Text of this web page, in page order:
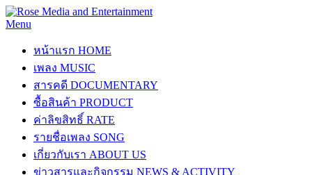
Menu
หน้าแรก HOME
เพลง MUSIC
สารคดี DOCUMENTARY
ซื้อสินค้า PRODUCT
ค่าลิขสิทธิ์ RATE
รายชื่อเพลง SONG
เกี่ยวกับเรา ABOUT US
ข่าวสารและกิจกรรม NEWS & ACTIVITY